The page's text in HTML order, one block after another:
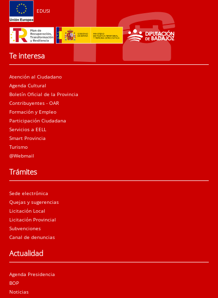
EDUSI
Te interesa
Atención al Ciudadano
Agenda Cultural
Boletín Oficial de la Provincia
Contribuyentes - OAR
Formación y Empleo
Participación Ciudadana
Servicios a EELL
Smart Provincia
Turismo
@Webmail
Trámites
Sede electrónica
Quejas y sugerencias
Licitación Local
Licitación Provincial
Subvenciones
Canal de denuncias
Actualidad
Agenda Presidencia
BOP
Noticias